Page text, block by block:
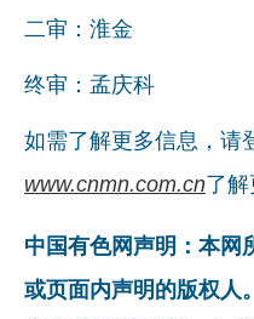
二审：淮金
终审：孟庆科
如需了解更多信息，请
www.cnmn.com.cn了解
中国有色网声明：本网
或页面内声明的版权人。